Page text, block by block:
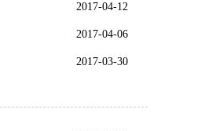
2017-04-12
2017-04-06
2017-03-30